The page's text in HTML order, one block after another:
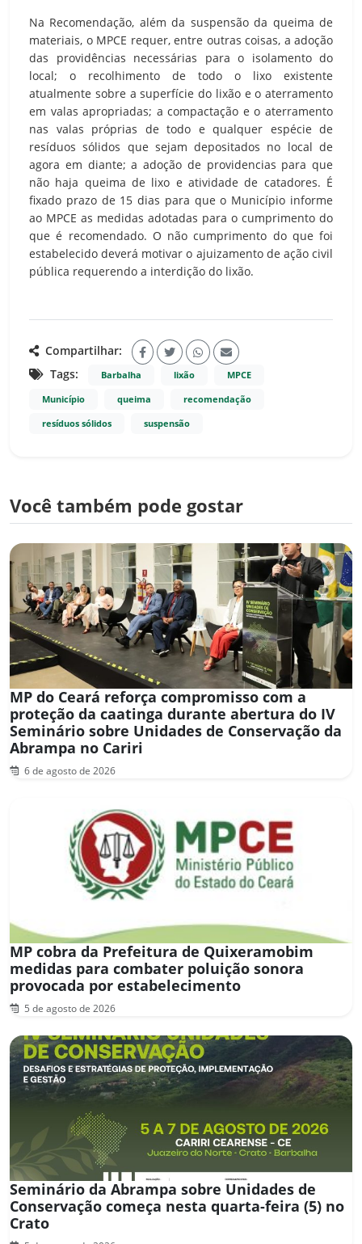
Na Recomendação, além da suspensão da queima de
materiais, o MPCE requer, entre outras coisas, a adoção
das providências necessárias para o isolamento do
local; o recolhimento de todo o lixo existente
atualmente sobre a superfície do lixão e o aterramento
em valas apropriadas; a compactação e o aterramento
nas valas próprias de todo e qualquer espécie de
resíduos sólidos que sejam depositados no local de
agora em diante; a adoção de providencias para que
não haja queima de lixo e atividade de catadores. É
fixado prazo de 15 dias para que o Município informe
ao MPCE as medidas adotadas para o cumprimento do
que é recomendado. O não cumprimento do que foi
estabelecido deverá motivar o ajuizamento de ação civil
pública requerendo a interdição do lixão.
Compartilhar:
Tags:
Barbalha lixão MPCE
Município queima recomendação
resíduos sólidos suspensão
Você também pode gostar
MP do Ceará reforça compromisso com a
proteção da caatinga durante abertura do IV
Seminário sobre Unidades de Conservação da
Abrampa no Cariri
6 de agosto de 2026
MP cobra da Prefeitura de Quixeramobim
medidas para combater poluição sonora
provocada por estabelecimento
5 de agosto de 2026
Seminário da Abrampa sobre Unidades de
Conservação começa nesta quarta-feira (5) no
Crato